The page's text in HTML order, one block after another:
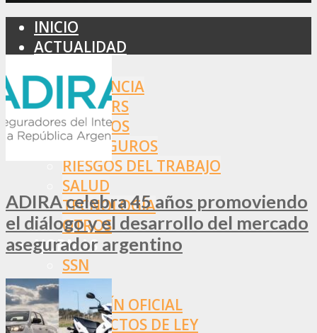
INICIO
ACTUALIDAD
ASISTENCIA
BROKERS
SEGUROS
REASEGUROS
RIESGOS DEL TRABAJO
SALUD
TECNOLOGÍA
OTROS
NORMAS
SSN
SRT
BOLETÍN OFICIAL
PROYECTOS DE LEY
ADIRA celebra 45 años promoviendo
el diálogo y el desarrollo del mercado
asegurador argentino